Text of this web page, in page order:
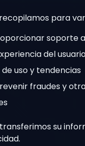
para
soporte
del
uso y tendencias
fraudes y
su